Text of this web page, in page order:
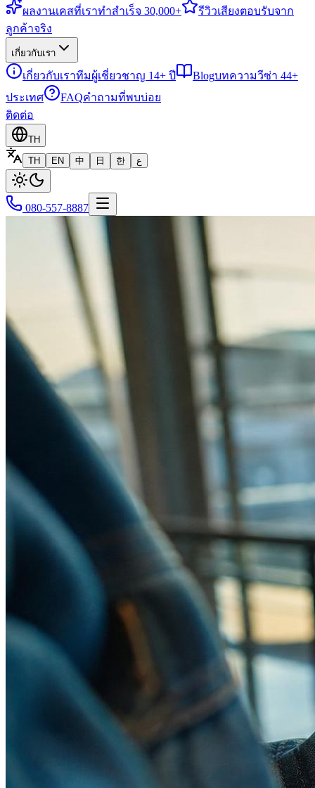
ผลงานเคสที่เราทำสำเร็จ 30,000+ รีวิวเสียงตอบรับจาก
ลูกค้าจริง
เกี่ยวกับเรา
เกี่ยวกับเราทีมผู้เชี่ยวชาญ 14+ ปี Blogบทความวีซ่า 44+
ประเทศ
FAQคำถามที่พบบ่อย
ติดต่อ
TH
TH
EN 中 日 한 ع
080-557-8887